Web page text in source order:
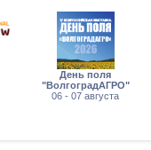
День поля
"ВолгоградАГРО"
06 - 07 августа